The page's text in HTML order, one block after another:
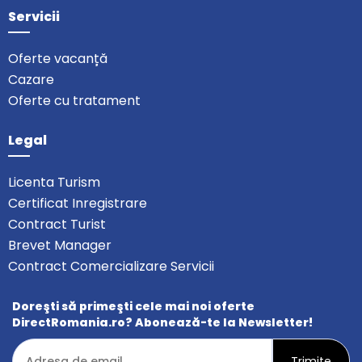
Servicii
Oferte vacanță
Cazare
Oferte cu tratament
Legal
Licenta Turism
Certificat Inregistrare
Contract Turist
Brevet Manager
Contract Comercializare Servicii
Doreşti să primeşti cele mai noi oferte
DirectRomania.ro? Abonează-te la Newsletter!